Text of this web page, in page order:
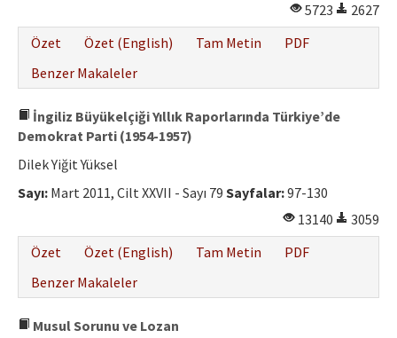
5723
2627
Özet
Özet (English) Tam Metin
PDF
Benzer Makaleler
İngiliz Büyükelçiği Yıllık Raporlarında Türkiye’de
Demokrat Parti (1954-1957)
Dilek Yiğit Yüksel
Sayı: Mart 2011, Cilt XXVII - Sayı 79 Sayfalar:97-130
13140
3059
Özet
Özet (English) Tam Metin
PDF
Benzer Makaleler
Musul Sorunu ve Lozan